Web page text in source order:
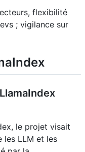
flexibilité
; vigilance sur
le projet visait
les LLM et les